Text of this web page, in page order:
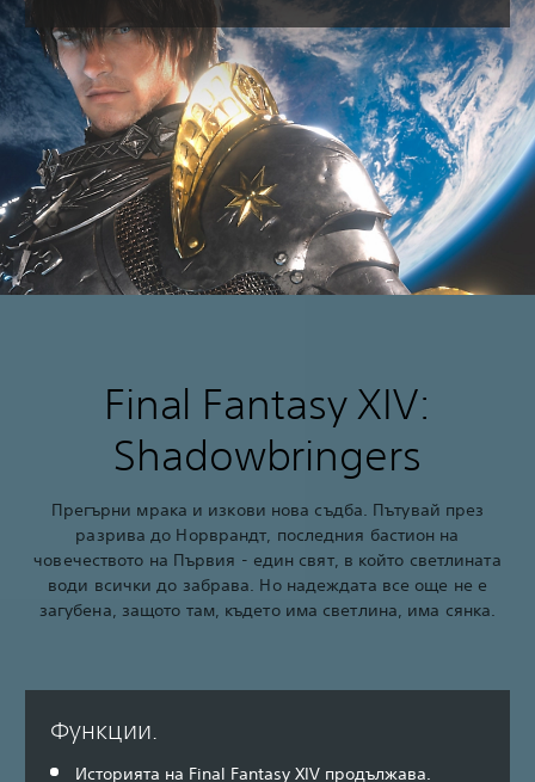
Final Fantasy XIV:
Shadowbringers
Прегърни мрака и изкови нова съдба. Пътувай през
разрива до Норврандт, последния бастион на
човечеството на Първия - един свят, в който светлината
води всички до забрава. Но надеждата все още не е
загубена, защото там, където има светлина, има сянка.
Функции.
Историята на Final Fantasy XIV продължава.